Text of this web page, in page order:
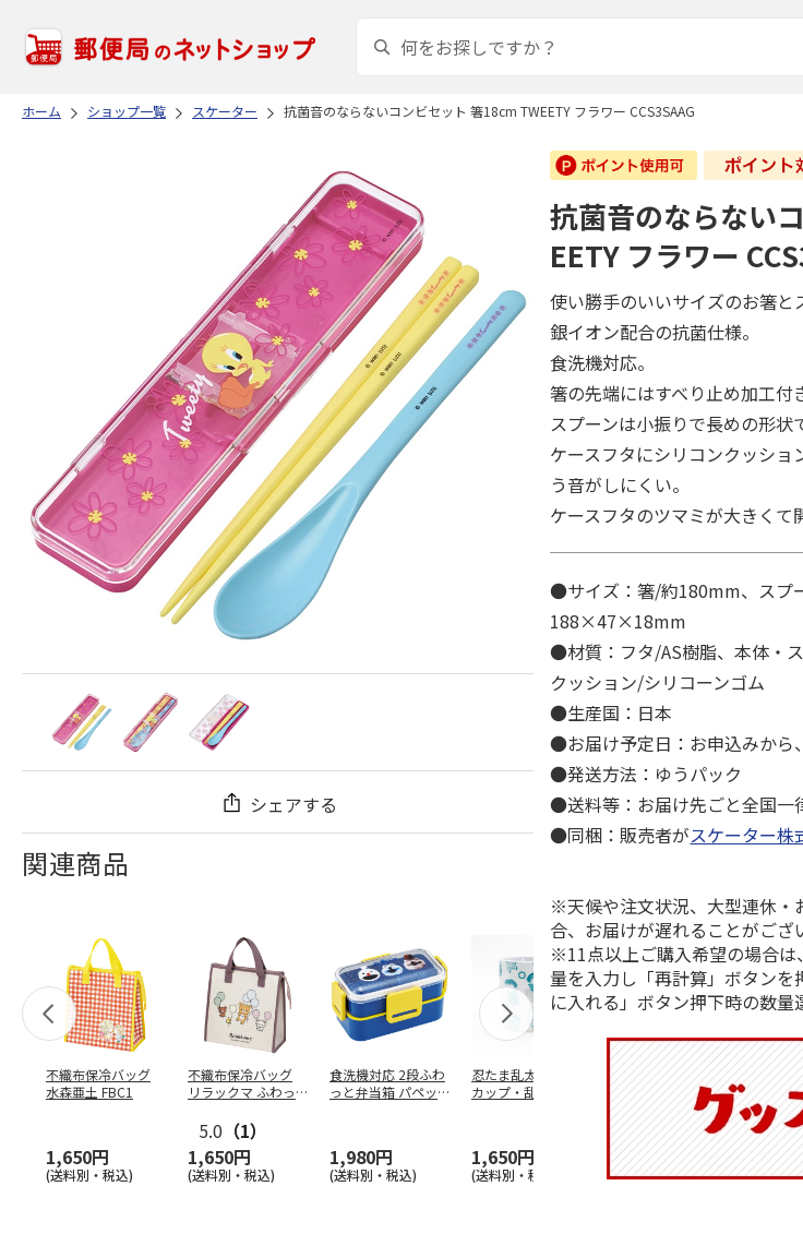
ホーム ショップ一覧 スケーター 抗菌音のならないコンビセット 箸18cm TWEETY フラワー CCS3SAAG
シェアする
関連商品
不織布保冷バッグ
水森亜土 FBC1
1,650円
(送料別・税込)
不織布保冷バッグ
リラックマ ふわっ
5.0 （1）
1,650円
(送料別・税込)
食洗機対応 2段ふわ
っと弁当箱 パペッ
1,980円
(送料別・税込)
忍たま乱太郎 マグ
カップ・乱太郎・き
1,650円
(送料別・税込)
抗菌食洗機対応 ふ
わっと弁当箱 530ml
…
1,760円
(送料別・税込)
陶器ダ
カッ
リン
(送料別
抗菌音のならない
EETY フラワー
使い勝手のいいサイズのお箸と
銀イオン配合の抗菌仕様。
食洗機対応。
箸の先端にはすべり止め加工付
スプーンは小振りで長めの形状
ケースフタにシリコンクッシ
う音がしにくい。
ケースフタのツマミが大きくて
●サイズ：箸/約180mm、スプ
188×47×18mm
●材質：フタ/AS樹脂、本体・
クッション/シリコーンゴム
●生産国：日本
●お届け予定日：お申込みから
●発送方法：ゆうパック
●送料等：お届け先ごと全国一
●同梱：販売者がスケーター株
※天候や注文状況、大型連休・
合、お届けが遅れることがござ
※11点以上ご購入希望の場合
量を入力し「再計算」ボタン
に入れる」ボタン押下時の数量